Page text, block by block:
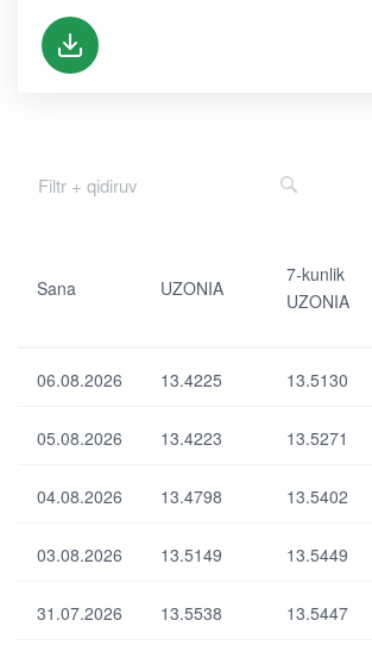
na
IA
7-
nlik
IA
ku
IA
90-
UZ
IA
0-
ku
ON
IA
ek
s
Sana UZONIA
7-kunlik
UZONIA
06.08.2026 13.4225 13.5130
05.08.2026 13.4223 13.5271
04.08.2026 13.4798 13.5402
03.08.2026 13.5149 13.5449
31.07.2026 13.5538 13.5447